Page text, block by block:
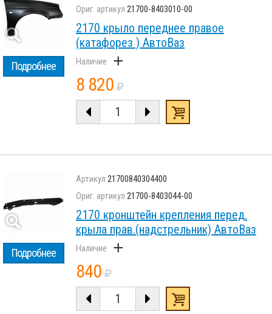
Подробнее
21700-8403010-00
2170 крыло переднее правое
(катафорез ) АвтоВаз
+
8 820
Подробнее
21700840304400
21700-8403044-00
2170 кронштейн крепления перед.
крыла прав.(надстрельник) АвтоВаз
+
840